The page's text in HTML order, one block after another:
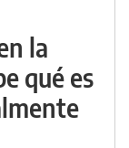
la
qué es